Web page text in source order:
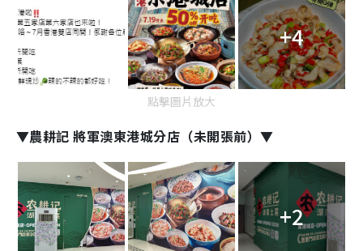
+4
點擊圖片放大
▼農耕記 將軍澳東港城分店（未開張前）▼
+2